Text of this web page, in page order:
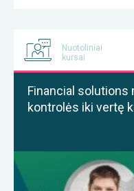
Nuotoliniai
kursai
Financial solutions
kontrolės iki vertę